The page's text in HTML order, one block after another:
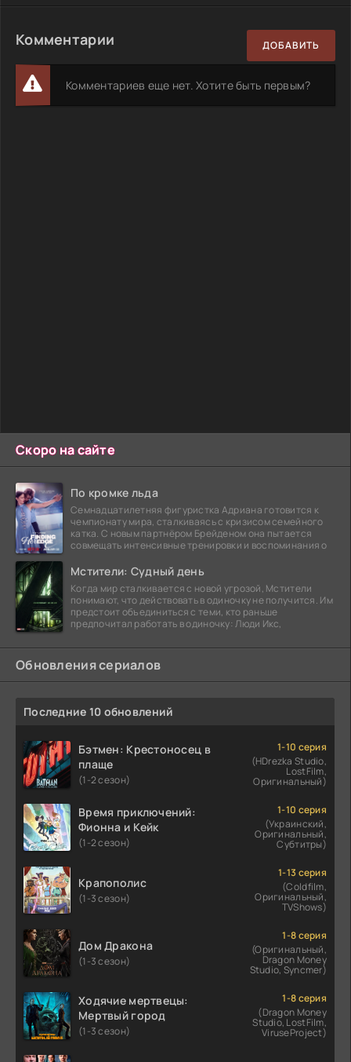
Скоро на сайте
По кромке льда
Семнадцатилетняя фигуристка Адриана готовится к
чемпионату мира, сталкиваясь с кризисом семейного
катка. С новым партнёром Брейденом она пытается
совмещать интенсивные тренировки и воспоминания о
Мстители: Судный день
Когда мир сталкивается с новой угрозой, Мстители
понимают, что действовать в одиночку не получится. Им
предстоит объединиться с теми, кто раньше
предпочитал работать в одиночку: Люди Икс,
Обновления сериалов
Последние 10 обновлений
Бэтмен: Крестоносец в
плаще
(1-2 сезон)
1-10 серия
(HDrezka Studio,
LostFilm,
Оригинальный)
Время приключений:
Фионна и Кейк
(1-2 сезон)
1-10 серия
(Украинский,
Оригинальный,
Субтитры)
Крапополис
(1-3 сезон)
1-13 серия
(Coldfilm,
Оригинальный,
TVShows)
Дом Дракона
(1-3 сезон)
1-8 серия
(Оригинальный,
Dragon Money
Studio, Syncmer)
Ходячие мертвецы:
Мертвый город
(1-3 сезон)
1-8 серия
(Dragon Money
Studio, LostFilm,
ViruseProject)
Комментарии ДОБАВИТЬ
Комментариев еще нет. Хотите быть первым?